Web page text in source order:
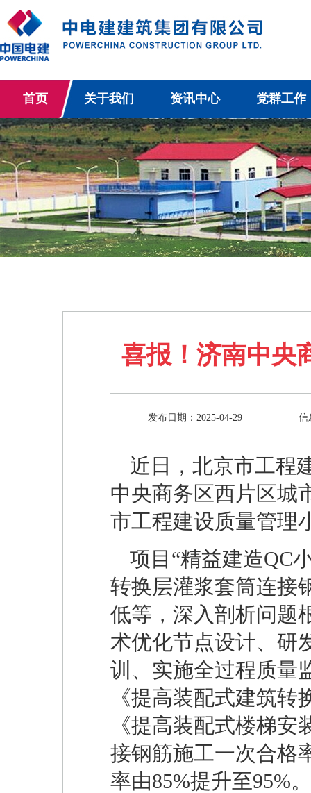
首页 关于我们 资讯中心 党群工作
喜报！济南中央
发布日期：2025-04-29 信
近日，北京市工程
中央商务区西片区城
市工程建设质量管理
项目“精益建造QC
转换层灌浆套筒连接
低等，深入剖析问题
术优化节点设计、研
训、实施全过程质量
《提高装配式建筑
《提高装配式楼梯
接钢筋施工一次合格
率由85%提升至95%。